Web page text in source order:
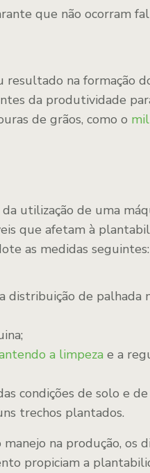
que não ocorram
resultado na formação
da produtividade
de grãos, como o
utilização de uma
que afetam à
as medidas seguintes:
de palhada
a limpeza e a
condições de solo e
trechos plantados.
na produção, os
propiciam a